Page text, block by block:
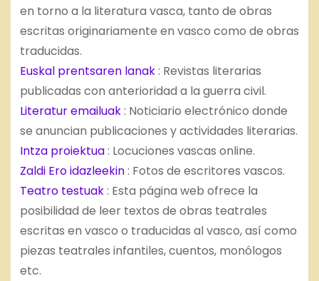
en torno a la literatura vasca, tanto de obras
escritas originariamente en vasco como de obras
traducidas.
Euskal prentsaren lanak: Revistas literarias
publicadas con anterioridad a la guerra civil.
Literatur emailuak: Noticiario electrónico donde
se anuncian publicaciones y actividades literarias.
Intza proiektua: Locuciones vascas online.
Zaldi Ero idazleekin: Fotos de escritores vascos.
Teatro testuak: Esta página web ofrece la
posibilidad de leer textos de obras teatrales
escritas en vasco o traducidas al vasco, así como
piezas teatrales infantiles, cuentos, monólogos
etc.